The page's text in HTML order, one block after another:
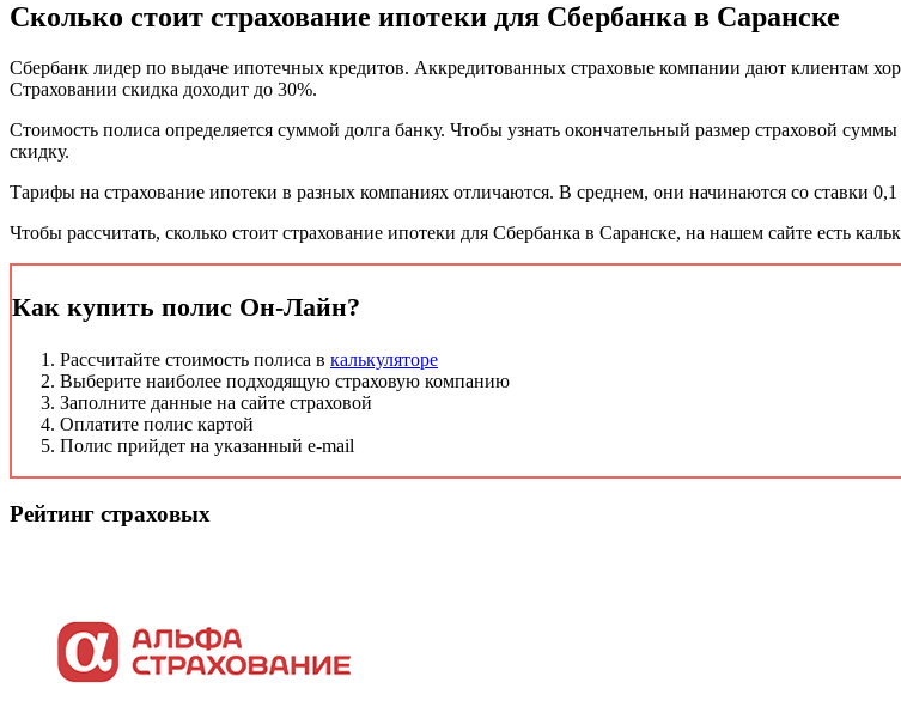
Сколько стоит страхование ипотеки для Сбербанка в Саранске
Сбербанк лидер по выдаче ипотечных кредитов. Аккредитованных страховые компании дают клиентам
Страховании скидка доходит до 30%.
Стоимость полиса определяется суммой долга банку. Чтобы узнать окончательный размер страховой
скидку.
Тарифы на страхование ипотеки в разных компаниях отличаются. В среднем, они начинаются со ставки
Чтобы рассчитать, сколько стоит страхование ипотеки для Сбербанка в Саранске, на нашем сайте есть
Как купить полис Он-Лайн?
Рассчитайте стоимость полиса в калькуляторе
Выберите наиболее подходящую страховую компанию
Заполните данные на сайте страховой
Оплатите полис картой
Полис прийдет на указанный e-mail
Рейтинг страховых